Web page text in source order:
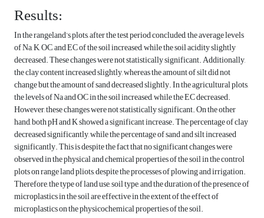
Results:
In the rangeland’s plots, after the test period concluded, the average levels
of Na, K, OC, and EC of the soil increased, while the soil acidity slightly
decreased. These changes were not statistically significant. Additionally,
the clay content increased slightly, whereas the amount of silt did not
change but the amount of sand decreased slightly. In the agricultural plots,
the levels of Na and OC in the soil increased, while the EC decreased.
However, these changes were not statistically significant. On the other
hand, both pH and K showed a significant increase. The percentage of clay
decreased significantly, while the percentage of sand and silt increased
significantly. This is despite the fact that no significant changes were
observed in the physical and chemical properties of the soil in the control
plots on range land pliots, despite the processes of plowing and irrigation.
Therefore, the type of land use, soil type, and the duration of the presence of
microplastics in the soil are effective in the extent of the effect of
microplastics on the physicochemical properties of the soil.